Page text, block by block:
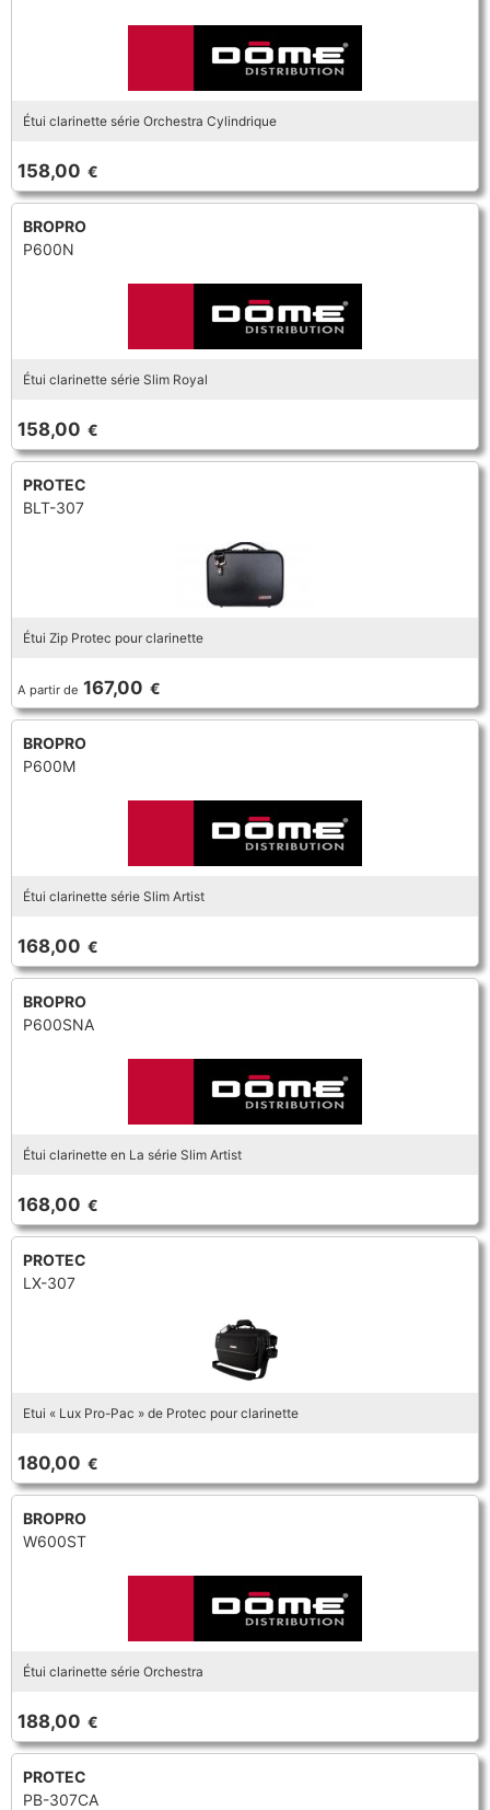
Étui clarinette série Orchestra Cylindrique
158,00 €
BROPRO
P600N
Étui clarinette série Slim Royal
158,00 €
PROTEC
BLT-307
Étui Zip Protec pour clarinette
A partir de 167,00 €
BROPRO
P600M
Étui clarinette série Slim Artist
168,00 €
BROPRO
P600SNA
Étui clarinette en La série Slim Artist
168,00 €
PROTEC
LX-307
Etui « Lux Pro-Pac » de Protec pour clarinette
180,00 €
BROPRO
W600ST
Étui clarinette série Orchestra
188,00 €
PROTEC
PB-307CA